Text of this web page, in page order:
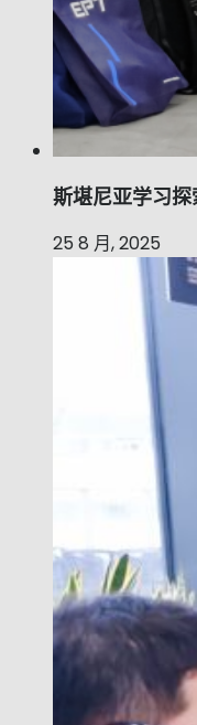
斯堪尼亚学习
25 8 月, 2025